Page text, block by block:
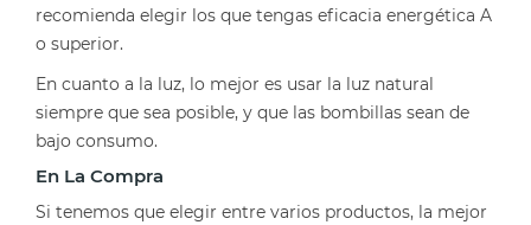
recomienda elegir los que tengas eficacia energética A
o superior.
En cuanto a la luz, lo mejor es usar la luz natural
siempre que sea posible, y que las bombillas sean de
bajo consumo.
En La Compra
Si tenemos que elegir entre varios productos, la mejor